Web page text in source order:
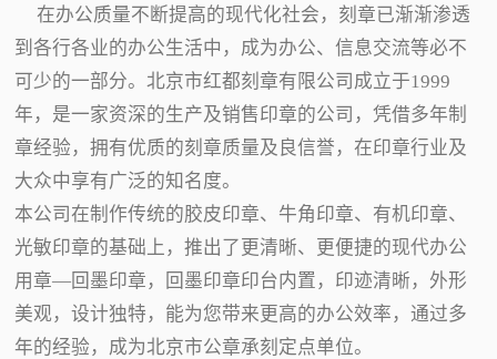
在办公质量不断提高的现代化社会，刻章已渐渐渗透
到各行各业的办公生活中，成为办公、信息交流等必不
可少的一部分。北京市红都刻章有限公司成立于1999
年，是一家资深的生产及销售印章的公司，凭借多年制
章经验，拥有优质的刻章质量及良信誉，在印章行业及
大众中享有广泛的知名度。
本公司在制作传统的胶皮印章、牛角印章、有机印章、
光敏印章的基础上，推出了更清晰、更便捷的现代办公
用章—回墨印章，回墨印章印台内置，印迹清晰，外形
美观，设计独特，能为您带来更高的办公效率，通过多
年的经验，成为北京市公章承刻定点单位。